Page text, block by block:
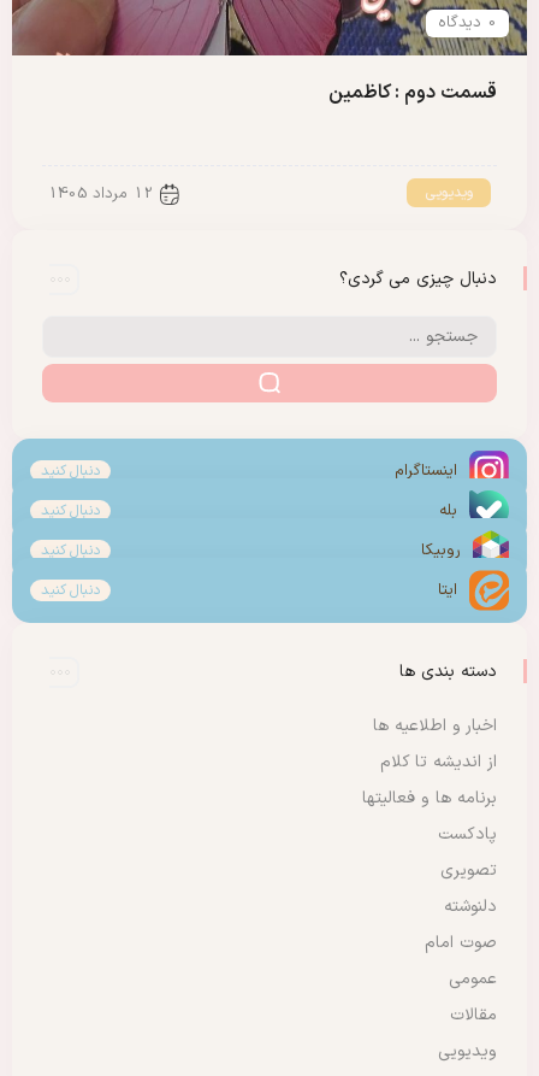
0 دیدگاه
قسمت دوم : کاظمین
ویدیویی 12 مرداد 1405
دنبال چیزی می گردی؟
اینستاگرام دنبال کنید
بله دنبال کنید
روبیکا دنبال کنید
ایتا دنبال کنید
دسته بندی ها
اخبار و اطلاعیه ها
از اندیشه تا کلام
برنامه ها و فعالیتها
پادکست
تصویری
دلنوشته
صوت امام
عمومی
مقالات
ویدیویی